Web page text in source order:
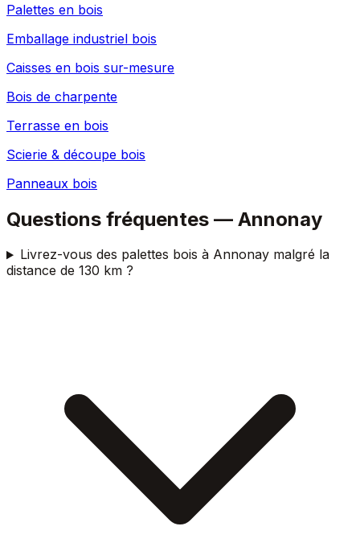
Palettes en bois
Emballage industriel bois
Caisses en bois sur-mesure
Bois de charpente
Terrasse en bois
Scierie & découpe bois
Panneaux bois
Questions fréquentes — Annonay
Livrez-vous des palettes bois à Annonay malgré la
distance de 130 km ?